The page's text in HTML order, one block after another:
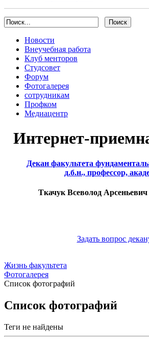
Новости
Внеучебная работа
Клуб менторов
Студсовет
Форум
Фотогалерея
сотрудникам
Профком
Медиацентр
Интернет-
Декан факультета
д.б.н., профессор,
Ткачук Всеволод Арсеньевич
Задать вопрос
Жизнь факультета
Фотогалерея
Список фотографий
Список фотографий
Теги не найдены